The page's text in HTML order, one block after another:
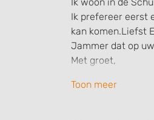
Ik prefereer eerst
kan komen.Liefst
Jammer dat op
Met groet,
JdW
Toon meer